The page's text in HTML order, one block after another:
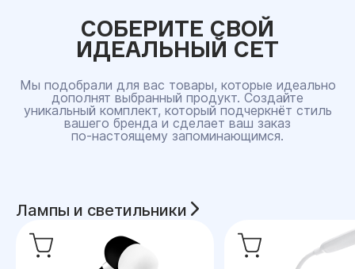
СОБЕРИТЕ СВОЙ
ИДЕАЛЬНЫЙ СЕТ
Мы подобрали для вас товары, которые идеально
дополнят выбранный продукт. Создайте
уникальный комплект, который подчеркнёт стиль
вашего бренда и сделает ваш заказ
по‑настоящему запоминающимся.
Лампы и светильники